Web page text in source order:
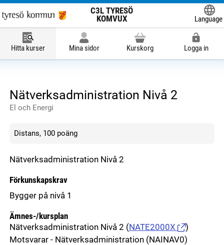
C3L TYRESÖ
KOMVUX
Language
Hitta kurser Mina sidor Kurskorg Logga in
Nätverksadministration Nivå 2
El och Energi
Distans, 100 poäng
Nätverksadministration Nivå 2
Förkunskapskrav
Bygger på nivå 1
Ämnes-/kursplan
Nätverksadministration Nivå 2 (NATE2000X
)
Motsvarar - Nätverksadministration (NAINAV0)